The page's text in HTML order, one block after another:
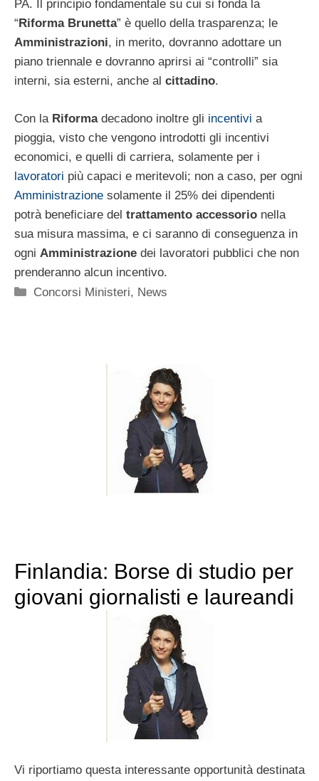
PA. Il principio fondamentale su cui si fonda la
“ Riforma Brunetta” è quello della trasparenza; le
Amministrazioni, in merito, dovranno adottare un
piano triennale e dovranno aprirsi ai “controlli” sia
interni, sia esterni, anche al cittadino.
Con la Riformadecadono inoltre gli incentivi a
pioggia, visto che vengono introdotti gli incentivi
economici, e quelli di carriera, solamente per i
lavoratori più capaci e meritevoli; non a caso, per ogni
Amministrazione solamente il 25% dei dipendenti
potrà beneficiare del trattamento accessorio nella
sua misura massima, e ci saranno di conseguenza in
ogni Amministrazione dei lavoratori pubblici che non
prenderanno alcun incentivo.
Categorie
Concorsi Ministeri, News
Finlandia: Borse di studio per
giovani giornalisti e laureandi
Vi riportiamo questa interessante opportunità destinata